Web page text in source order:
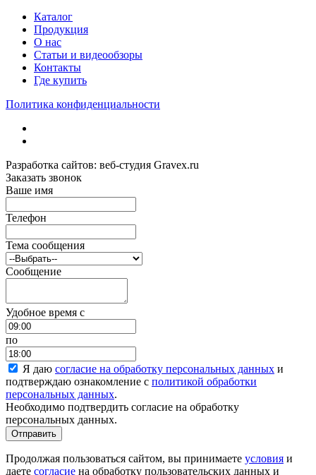
Каталог
Продукция
О нас
Статьи и видеообзоры
Контакты
Где купить
Политика конфиденциальности
Разработка сайтов: веб-студия Gravex.ru
Заказать звонок
Ваше имя
Телефон
Тема сообщения
Сообщение
Удобное время c
по
Я даю согласие на обработку персональных данных и
подтверждаю ознакомление с политикой обработки
персональных данных.
Необходимо подтвердить согласие на обработку
персональных данных.
Отправить
Продолжая пользоваться сайтом, вы принимаете условия и
даете согласие на обработку пользовательских данных и